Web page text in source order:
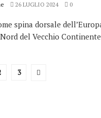
26 LUGLIO 2024 0
spina dorsale
del Vecchio
3